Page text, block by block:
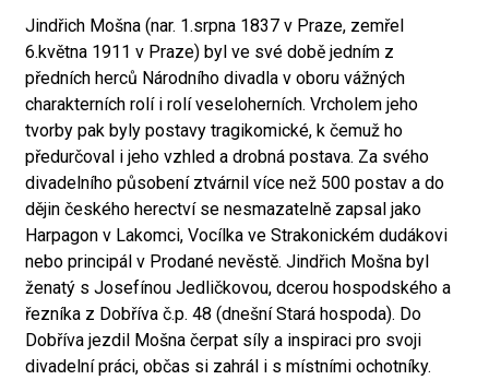
Jindřich Mošna (nar. 1.srpna 1837 v Praze, zemřel
6.května 1911 v Praze) byl ve své době jedním z
předních herců Národního divadla v oboru vážných
charakterních rolí i rolí veseloherních. Vrcholem jeho
tvorby pak byly postavy tragikomické, k čemuž ho
předurčoval i jeho vzhled a drobná postava. Za svého
divadelního působení ztvárnil více než 500 postav a do
dějin českého herectví se nesmazatelně zapsal jako
Harpagon v Lakomci, Vocílka ve Strakonickém dudákovi
nebo principál v Prodané nevěstě. Jindřich Mošna byl
ženatý s Josefínou Jedličkovou, dcerou hospodského a
řezníka z Dobříva č.p. 48 (dnešní Stará hospoda). Do
Dobříva jezdil Mošna čerpat síly a inspiraci pro svoji
divadelní práci, občas si zahrál i s místními ochotníky.